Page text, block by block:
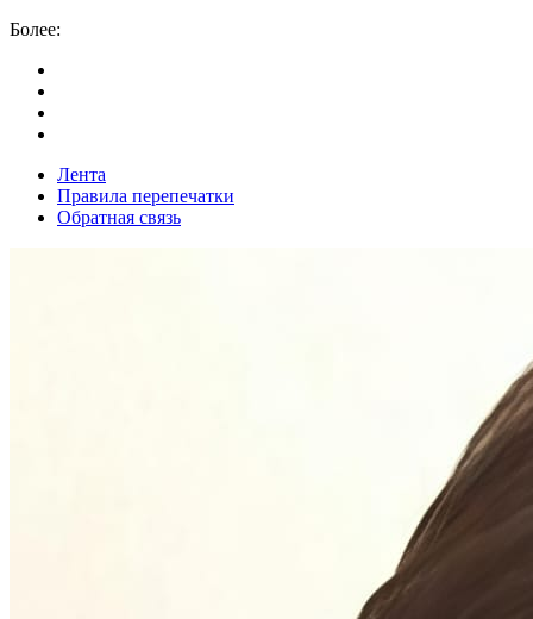
Более:
Лента
Правила перепечатки
Обратная связь